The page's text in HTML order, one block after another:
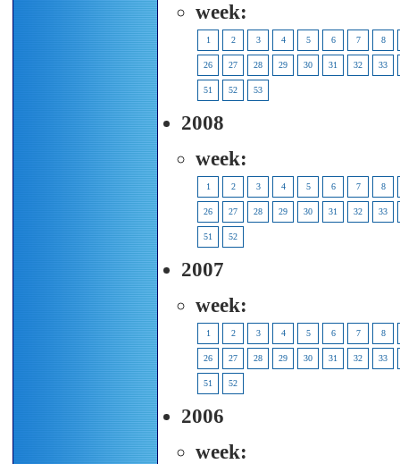
week:
1 2 3 4 5 6 7 8
26 27 28 29 30 31 32 33
51 52 53
2008
week:
1 2 3 4 5 6 7 8
26 27 28 29 30 31 32 33
51 52
2007
week:
1 2 3 4 5 6 7 8
26 27 28 29 30 31 32 33
51 52
2006
week: